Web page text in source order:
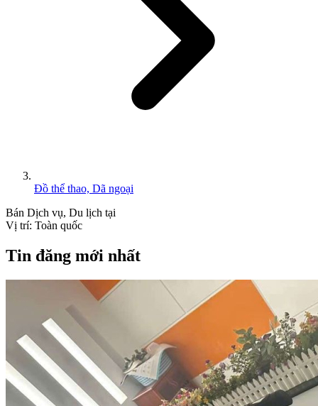
Đồ thể thao, Dã ngoại
Bán Dịch vụ, Du lịch tại
Vị trí: Toàn quốc
Tin đăng mới nhất